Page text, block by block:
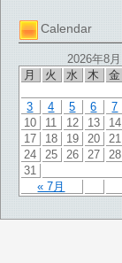
Calendar
2026年8月
月
火 水 木 金
« 7月
3
4 5 6 7
10
11 12 13 14
17
18 19 20 21
24
25 26 27 28
31